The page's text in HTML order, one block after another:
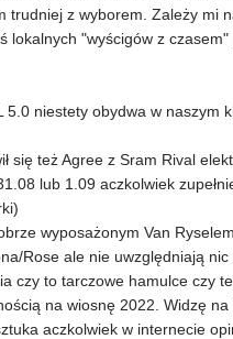
trudniej z wyborem. Zależy mi
lokalnych "wyścigów z
5.0 niestety obydwa w naszym
się też Agree z Sram Rival
lub 1.09 aczkolwiek
wyposażonym Van
Rose ale nie uwzględniają
czy to tarczowe hamulce czy
na wiosnę 2022. Widzę
aczkolwiek w internecie